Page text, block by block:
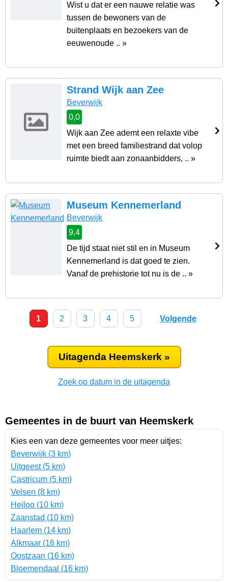
Wist u dat er een nauwe relatie was
tussen de bewoners van de
buitenplaats en bezoekers van de
eeuwenoude .. »
Strand Wijk aan Zee
Beverwijk
0,0
Wijk aan Zee ademt een relaxte vibe
met een breed familiestrand dat volop
ruimte biedt aan zonaanbidders, .. »
Museum Kennemerland
Beverwijk
9,4
De tijd staat niet stil en in Museum
Kennemerland is dat goed te zien.
Vanaf de prehistorie tot nu is de .. »
1 2 3 4 5 Volgende
Uitagenda Heemskerk »
Zoek op datum in de uitagenda
Gemeentes in de buurt van Heemskerk
Kies een van deze gemeentes voor meer uitjes:
Beverwijk (3 km)
Uitgeest (5 km)
Castricum (5 km)
Velsen (8 km)
Heiloo (10 km)
Zaanstad (10 km)
Haarlem (14 km)
Alkmaar (16 km)
Oostzaan (16 km)
Bloemendaal (16 km)